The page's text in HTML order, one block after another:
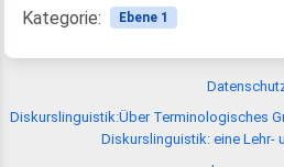
Kategorie: Ebene 1
Diskurslinguistik:Über Terminologisches
Diskurslinguistik: eine Lehr-